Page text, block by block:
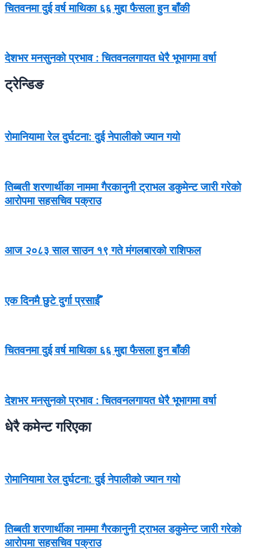
चितवनमा दुई वर्ष माथिका ६६ मुद्दा फैसला हुन बाँकी
देशभर मनसुनको प्रभाव : चितवनलगायत धेरै भूभागमा वर्षा
ट्रेन्डिङ
रोमानियामा रेल दुर्घटना: दुई नेपालीको ज्यान गयो
तिब्बती शरणार्थीका नाममा गैरकानुनी ट्राभल डकुमेन्ट जारी गरेको
आरोपमा सहसचिव पक्राउ
आज २०८३ साल साउन १९ गते मंगलबारको राशिफल
एक दिनमै छुटे दुर्गा प्रसाईँ
चितवनमा दुई वर्ष माथिका ६६ मुद्दा फैसला हुन बाँकी
देशभर मनसुनको प्रभाव : चितवनलगायत धेरै भूभागमा वर्षा
धेरै कमेन्ट गरिएका
रोमानियामा रेल दुर्घटना: दुई नेपालीको ज्यान गयो
तिब्बती शरणार्थीका नाममा गैरकानुनी ट्राभल डकुमेन्ट जारी गरेको
आरोपमा सहसचिव पक्राउ